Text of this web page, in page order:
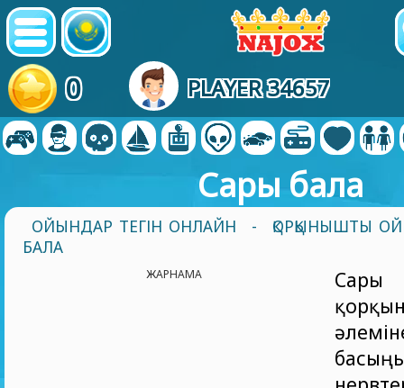
0 PLAYER 34657
Сары бала
ОЙЫНДАР ТЕГІН ОНЛАЙН -
ҚОРҚЫНЫШТЫ
БАЛА
ЖАРНАМА